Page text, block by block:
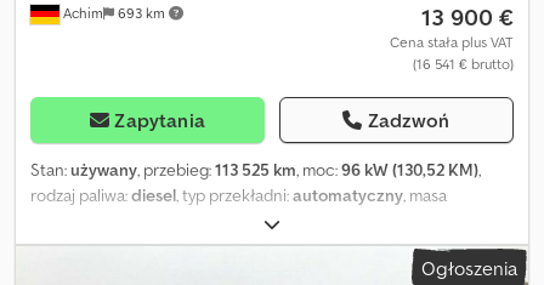
Achim 693 km 13 900 €
Cena stała plus VAT
(16 541 € brutto)
Zapytania Zadzwoń
Stan:używany, przebieg:113 525 km, moc:96 kW (130,52 KM),
rodzaj paliwa:diesel, typ przekładni:automatyczny, masa
, pierwsza rejestracja:
inspekcja (TÜV):07/2024, klasa emisji:Euro 6, kolor:żółty, liczba
ABS, centralny zamek,
Ogłoszenia